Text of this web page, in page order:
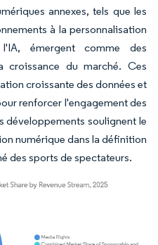
annexes, tels que les
à la personnalisation
émergent comme des
croissance du marché. Ces
croissante des données et
renforcer l'engagement des
développements soulignent le
numérique dans la définition
des sports de spectateurs.